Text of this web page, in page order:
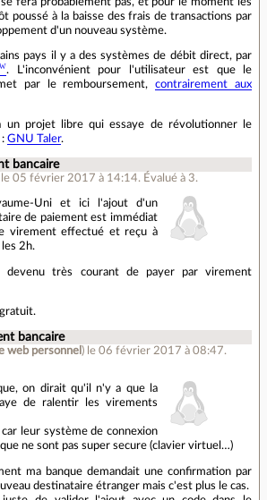
poussé à la baisse des frais de transactions par
d'un nouveau système.
pays il y a des systèmes de débit direct, par
. L'inconvénient pour l'utilisateur est que le
par le remboursement,contrairement aux
un projet libre qui essaye de révolutionner le
: GNU Taler.
bancaire
le 05 février 2017 à 14:14. Évalué à 3.
Uni et ici l'ajout d'un
de paiement est immédiat
virement effectué et reçu à
2h.
devenu très courant de payer par virement
bancaire
web personnel ) le 06 février 2017 à 08:47.
on dirait qu'il n'y a que la
de ralentir les virements
leur système de connexion
ne sont pas super secure (clavier virtuel…)
ma banque demandait une confirmation par
destinataire étranger mais c'est plus le cas.